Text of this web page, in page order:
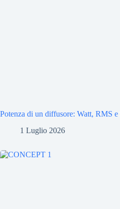
Potenza di un diffusore: Watt, RMS
1 Luglio 2026